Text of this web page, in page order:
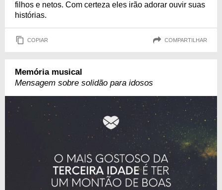
filhos e netos. Com certeza eles irão adorar ouvir suas
histórias.
COPIAR COMPARTILHAR
Memória musical
Mensagem sobre solidão para idosos